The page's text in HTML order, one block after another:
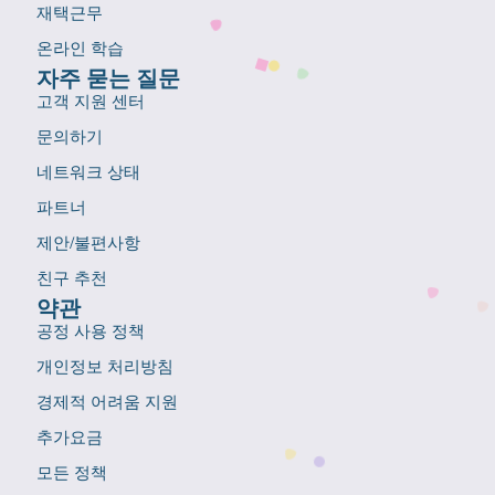
재택근무
온라인 학습
자주 묻는 질문
고객 지원 센터
문의하기
네트워크 상태
파트너
제안/불편사항
친구 추천
약관
공정 사용 정책
개인정보 처리방침
경제적 어려움 지원
추가요금
모든 정책